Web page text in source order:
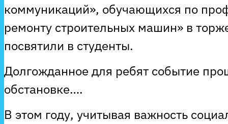
коммуникаций», обучающихся по
ремонту строительных машин» в
посвятили в студенты.
Долгожданное для ребят событие
обстановке….
В этом году, учитывая важность